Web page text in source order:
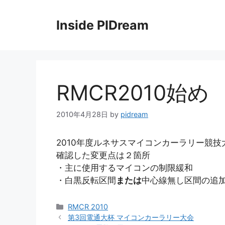
Inside PIDream
RMCR2010始め
2010年4月28日 by pidream
2010年度ルネサスマイコンカーラリー競技
確認した変更点は２箇所
・主に使用するマイコンの制限緩和
・白黒反転区間 または中心線無し区間の追
カ
テ
RMCR 2010
第3回電通大杯 マイコンカーラリー大会